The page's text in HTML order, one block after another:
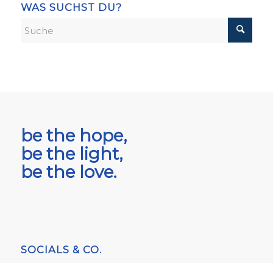
WAS SUCHST DU?
be the hope,
be the light,
be the love.
SOCIALS & CO.